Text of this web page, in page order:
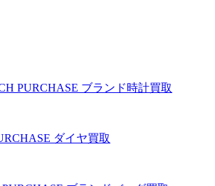
PURCHASE ブランド時計買取
ダイヤ買取